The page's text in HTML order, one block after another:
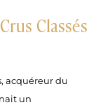
Classés
acquéreur du
un